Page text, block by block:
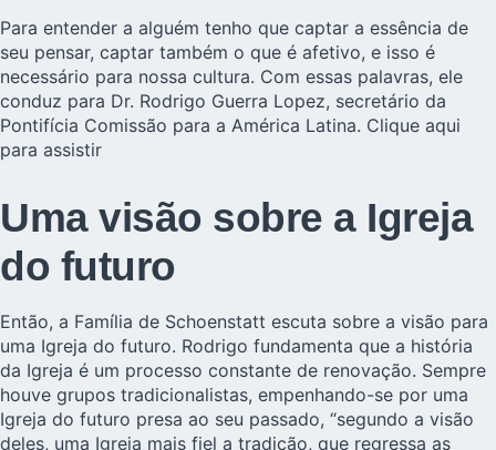
Para entender a alguém tenho que captar a essência de
seu pensar, captar também o que é afetivo, e isso é
necessário para nossa cultura. Com essas palavras, ele
conduz para Dr. Rodrigo Guerra Lopez, secretário da
Pontifícia Comissão para a América Latina. Clique aqui
para assistir
Uma visão sobre a Igreja
do futuro
Então, a Família de Schoenstatt escuta sobre a visão para
uma Igreja do futuro. Rodrigo fundamenta que a história
da Igreja é um processo constante de renovação. Sempre
houve grupos tradicionalistas, empenhando-se por uma
Igreja do futuro presa ao seu passado, “segundo a visão
deles, uma Igreja mais fiel a tradição, que regressa as